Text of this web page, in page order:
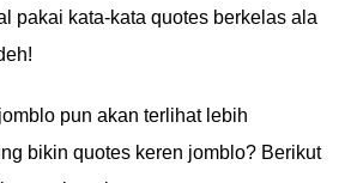
pakai kata-kata quotes berkelas ala
pun akan terlihat lebih
bikin quotes keren jomblo? Berikut